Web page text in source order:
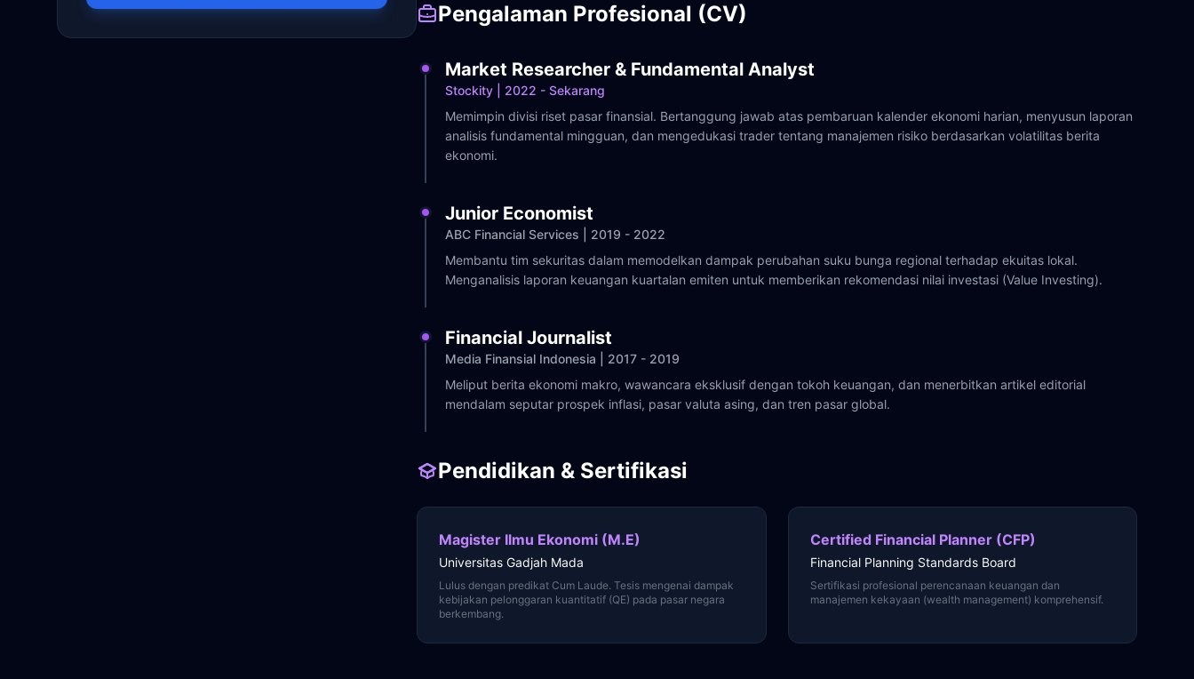
Pengalaman Profesional (CV)
Market Researcher & Fundamental Analyst
Stockity | 2022 - Sekarang
Memimpin divisi riset pasar finansial. Bertanggung jawab atas pembaruan kalender ekonomi harian, menyusun laporan
analisis fundamental mingguan, dan mengedukasi trader tentang manajemen risiko berdasarkan volatilitas berita
ekonomi.
Junior Economist
ABC Financial Services | 2019 - 2022
Membantu tim sekuritas dalam memodelkan dampak perubahan suku bunga regional terhadap ekuitas lokal.
Menganalisis laporan keuangan kuartalan emiten untuk memberikan rekomendasi nilai investasi (Value Investing).
Financial Journalist
Media Finansial Indonesia | 2017 - 2019
Meliput berita ekonomi makro, wawancara eksklusif dengan tokoh keuangan, dan menerbitkan artikel editorial
mendalam seputar prospek inflasi, pasar valuta asing, dan tren pasar global.
Pendidikan & Sertifikasi
Magister Ilmu Ekonomi (M.E)
Universitas Gadjah Mada
Lulus dengan predikat Cum Laude. Tesis mengenai dampak
kebijakan pelonggaran kuantitatif (QE) pada pasar negara
berkembang.
Certified Financial Planner (CFP)
Financial Planning Standards Board
Sertifikasi profesional perencanaan keuangan dan
manajemen kekayaan (wealth management) komprehensif.